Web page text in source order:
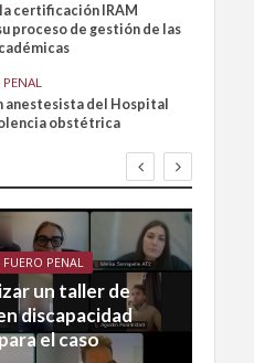
la certificación IRAM
proceso de gestión de las
anestesista del Hospital
obstétrica
FUERO PENAL
un taller de
discapacidad
el caso